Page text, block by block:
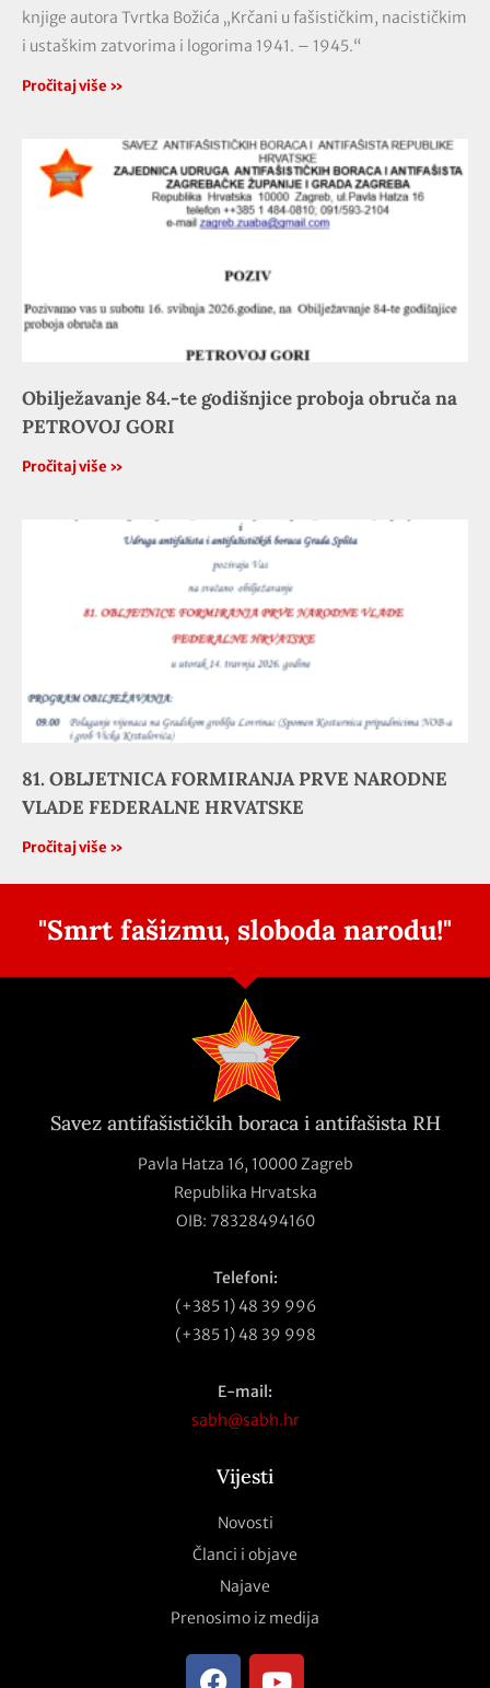
knjige autora Tvrtka Božića „Krčani u fašističkim, nacističkim
i ustaškim zatvorima i logorima 1941. – 1945.“
Pročitaj više »
Obilježavanje 84.-te godišnjice proboja obruča na
PETROVOJ GORI
Pročitaj više »
81. OBLJETNICA FORMIRANJA PRVE NARODNE
VLADE FEDERALNE HRVATSKE
Pročitaj više »
"Smrt fašizmu, sloboda narodu!"
Savez antifašističkih boraca i antifašista RH
Pavla Hatza 16, 10000 Zagreb
Republika Hrvatska
OIB: 78328494160
Telefoni:
(+385 1) 48 39 996
(+385 1) 48 39 998
E-mail:
sabh@sabh.hr
Vijesti
Novosti
Članci i objave
Najave
Prenosimo iz medija